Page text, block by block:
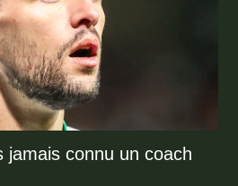
jamais connu un coach